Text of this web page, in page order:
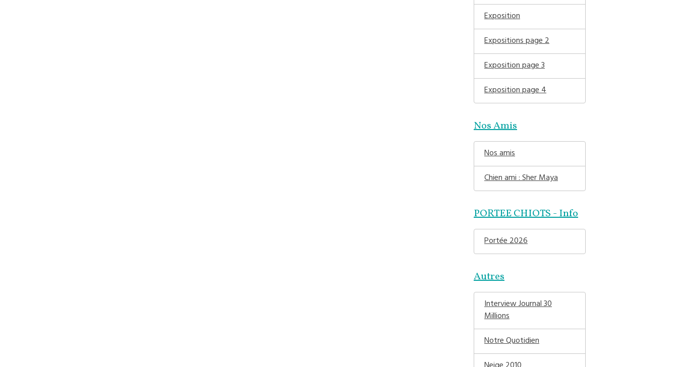
Exposition
Expositions page 2
Exposition page 3
Exposition page 4
Nos Amis
Nos amis
Chien ami : Sher Maya
PORTEE CHIOTS - Info
Portée 2026
Autres
Interview Journal 30
Millions
Notre Quotidien